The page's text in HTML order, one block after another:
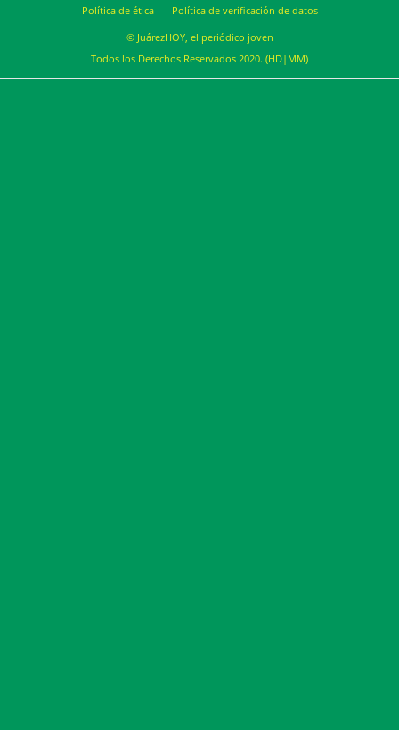
Política de ética
Política de verificación de datos
© JuárezHOY, el periódico joven
Todos los Derechos Reservados 2020. (HD|MM)